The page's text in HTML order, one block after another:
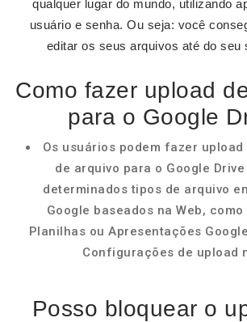
qualquer lugar do mundo, utilizando
usuário e senha. Ou seja: você
editar os seus arquivos até do seu
Como fazer upload
para o Google
Os usuários podem fazer
de arquivo para o Google
determinados tipos de arquivo
Google baseados na Web,
Planilhas ou Apresentações
Configurações de upload
Posso bloquear o